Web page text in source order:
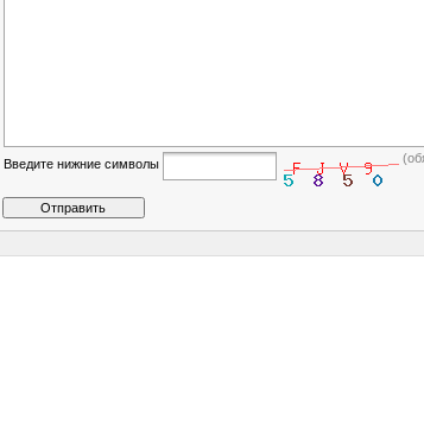
Введите нижние символы